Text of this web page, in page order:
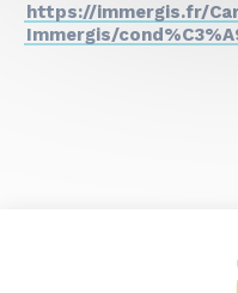
https://immergis.fr/
Immergis/